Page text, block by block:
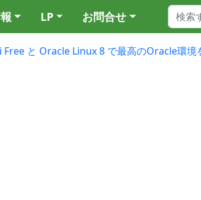
LP お問合せ
と Oracle Linux 8 で最高のOracle環境